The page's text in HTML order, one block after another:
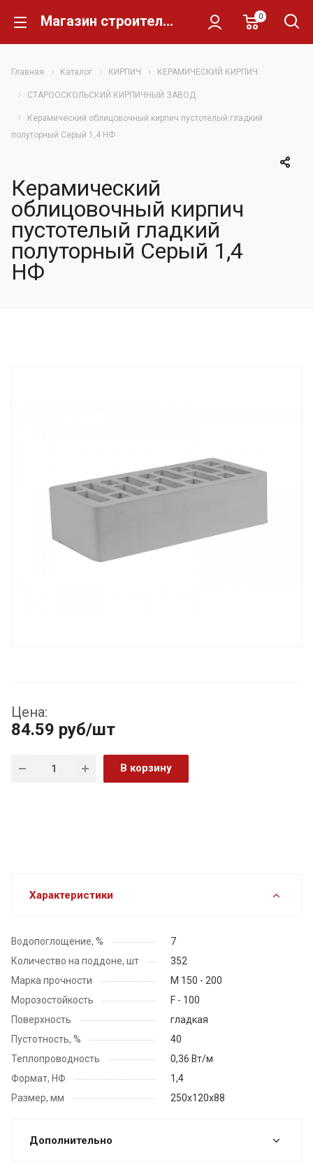
Магазин строительных материалов Склад Кирпича 0
Главная Каталог КИРПИЧ КЕРАМИЧЕСКИЙ КИРПИЧ
СТАРООСКОЛЬСКИЙ КИРПИЧНЫЙ ЗАВОД
Керамический облицовочный кирпич пустотелый гладкий
полуторный Серый 1,4 НФ
Керамический
облицовочный кирпич
пустотелый гладкий
полуторный Серый 1,4
НФ
Цена:
84.59 руб/шт
В корзину
Характеристики
Водопоглощение, %
7
Количество на поддоне, шт
352
Марка прочности
М 150 - 200
Морозостойкость
F - 100
Поверхность
гладкая
Пустотность, %
40
Теплопроводность
0,36 Вт/м
Формат, НФ
1,4
Размер, мм
250x120х88
Дополнительно